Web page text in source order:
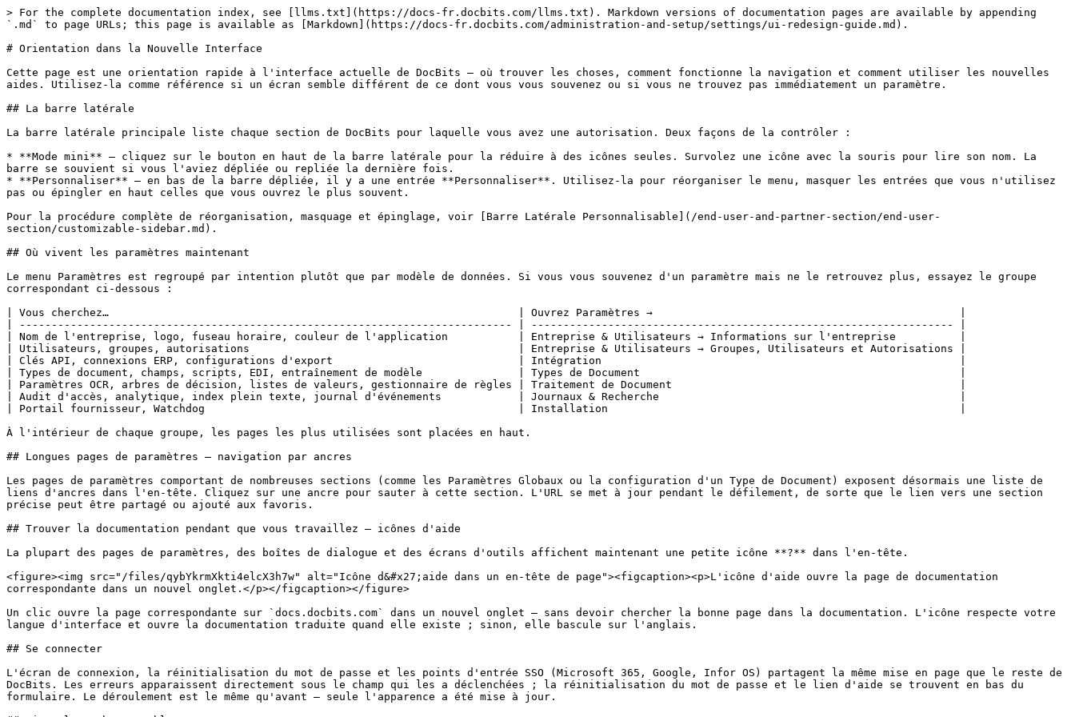
> For the complete documentation index, see [llms.txt](https://docs-fr.docbits.com/llms.txt). Markdown versions of documentation pages are available by appending
`.md` to page URLs; this page is available as [Markdown](https://docs-fr.docbits.com/administration-and-setup/settings/ui-redesign-guide.md).
# Orientation dans la Nouvelle Interface
Cette page est une orientation rapide à l'interface actuelle de DocBits — où trouver les choses, comment fonctionne la navigation et comment utiliser les nouvelles
aides. Utilisez-la comme référence si un écran semble différent de ce dont vous vous souvenez ou si vous ne trouvez pas immédiatement un paramètre.
## La barre latérale
La barre latérale principale liste chaque section de DocBits pour laquelle vous avez une autorisation. Deux façons de la contrôler :
* **Mode mini** — cliquez sur le bouton en haut de la barre latérale pour la réduire à des icônes seules. Survolez une icône avec la souris pour lire son nom. La
barre se souvient si vous l'aviez dépliée ou repliée la dernière fois.
* **Personnaliser** — en bas de la barre dépliée, il y a une entrée **Personnaliser**. Utilisez-la pour réorganiser le menu, masquer les entrées que vous n'utilisez
pas ou épingler en haut celles que vous ouvrez le plus souvent.
Pour la procédure complète de réorganisation, masquage et épinglage, voir [Barre Latérale Personnalisable](/end-user-and-partner-section/end-user-
section/customizable-sidebar.md).
## Où vivent les paramètres maintenant
Le menu Paramètres est regroupé par intention plutôt que par modèle de données. Si vous vous souvenez d'un paramètre mais ne le retrouvez plus, essayez le groupe
correspondant ci-dessous :
| Vous cherchez…                                                                | Ouvrez Paramètres →                                                |
| ----------------------------------------------------------------------------- | ------------------------------------------------------------------ |
| Nom de l'entreprise, logo, fuseau horaire, couleur de l'application           | Entreprise & Utilisateurs → Informations sur l'entreprise          |
| Utilisateurs, groupes, autorisations                                          | Entreprise & Utilisateurs → Groupes, Utilisateurs et Autorisations |
| Clés API, connexions ERP, configurations d'export                             | Intégration                                                        |
| Types de document, champs, scripts, EDI, entraînement de modèle               | Types de Document                                                  |
| Paramètres OCR, arbres de décision, listes de valeurs, gestionnaire de règles | Traitement de Document                                             |
| Audit d'accès, analytique, index plein texte, journal d'événements            | Journaux & Recherche                                               |
| Portail fournisseur, Watchdog                                                 | Installation                                                       |
À l'intérieur de chaque groupe, les pages les plus utilisées sont placées en haut.
## Longues pages de paramètres — navigation par ancres
Les pages de paramètres comportant de nombreuses sections (comme les Paramètres Globaux ou la configuration d'un Type de Document) exposent désormais une liste de
liens d'ancres dans l'en-tête. Cliquez sur une ancre pour sauter à cette section. L'URL se met à jour pendant le défilement, de sorte que le lien vers une section
précise peut être partagé ou ajouté aux favoris.
## Trouver la documentation pendant que vous travaillez — icônes d'aide
La plupart des pages de paramètres, des boîtes de dialogue et des écrans d'outils affichent maintenant une petite icône **?** dans l'en-tête.
<figure><img src="/files/qybYkrmXkti4elcX3h7w" alt="Icône d&#x27;aide dans un en-tête de page"><figcaption><p>L'icône d'aide ouvre la page de documentation
correspondante dans un nouvel onglet.</p></figcaption></figure>
Un clic ouvre la page correspondante sur `docs.docbits.com` dans un nouvel onglet — sans devoir chercher la bonne page dans la documentation. L'icône respecte votre
langue d'interface et ouvre la documentation traduite quand elle existe ; sinon, elle bascule sur l'anglais.
## Se connecter
L'écran de connexion, la réinitialisation du mot de passe et les points d'entrée SSO (Microsoft 365, Google, Infor OS) partagent la même mise en page que le reste de
DocBits. Les erreurs apparaissent directement sous le champ qui les a déclenchées ; la réinitialisation du mot de passe et le lien d'aide se trouvent en bas du
formulaire. Le déroulement est le même qu'avant — seule l'apparence a été mise à jour.